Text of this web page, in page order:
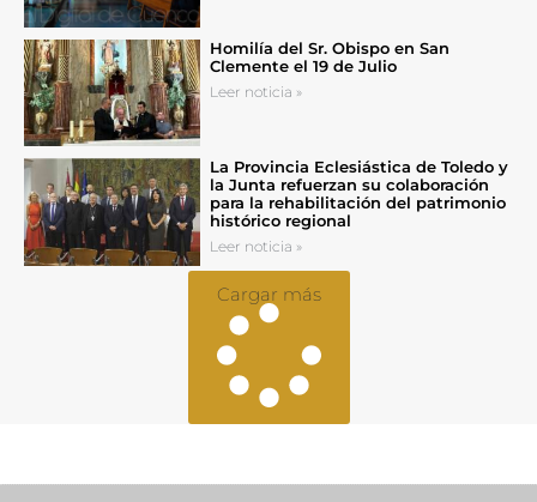
Homilía del Sr. Obispo en San
Clemente el 19 de Julio
Leer noticia »
La Provincia Eclesiástica de Toledo y
la Junta refuerzan su colaboración
para la rehabilitación del patrimonio
histórico regional
Leer noticia »
Cargar más